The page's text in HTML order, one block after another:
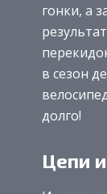
гонки, а
в сезон
долго!
Цепи